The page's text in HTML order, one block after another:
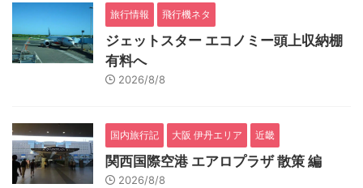
旅行情報 飛行機ネタ
ジェットスター エコノミー頭上収納棚
有料へ
2026/8/8
国内旅行記 大阪 伊丹エリア 近畿
関西国際空港 エアロプラザ 散策 編
2026/8/8